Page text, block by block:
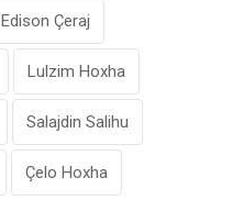
Edison Çeraj
Lulzim Hoxha
Salajdin Salihu
Çelo Hoxha